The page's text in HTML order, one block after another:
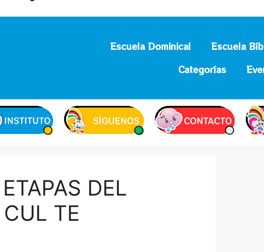
Escuela Dominical Escuela
Categorías
DEL
TE